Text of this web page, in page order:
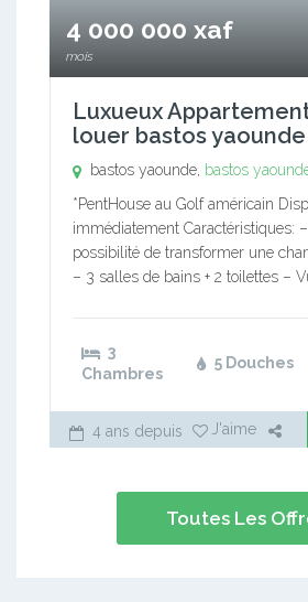
4 000 000 xaf
mois
Luxueux
louer bastos yaounde
bastos yaounde, bastos
*PentHouse au Golf américain
immédiatement Caractéristiques:
possibilité de transformer une
– 3 salles de bains + 2 toilettes –
3
Chambres
5 Douches
4 ans depuis J'aime
Toutes Les